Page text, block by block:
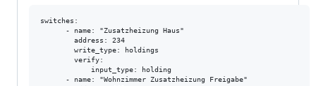
switches:
      - name: "Zusatzheizung Haus"
        address: 234
        write_type: holdings
        verify:
            input_type: holding
      - name: "Wohnzimmer Zusatzheizung Freigabe"